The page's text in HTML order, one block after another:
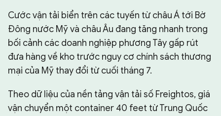
TƯ LIỆU
CHUYÊN TRANG
Cước vận tải biển trên các tuyến từ châu Á tới Bờ
Đông nước Mỹ và châu Âu đang tăng nhanh trong
bối cảnh các doanh nghiệp phương Tây gấp rút
đưa hàng về kho trước nguy cơ chính sách thương
mại của Mỹ thay đổi từ cuối tháng 7.
Theo dữ liệu của nền tảng vận tải số Freightos, giá
vận chuyển một container 40 feet từ Trung Quốc